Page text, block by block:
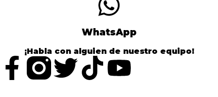
WhatsApp
¡Habla con alguien de nuestro equipo!